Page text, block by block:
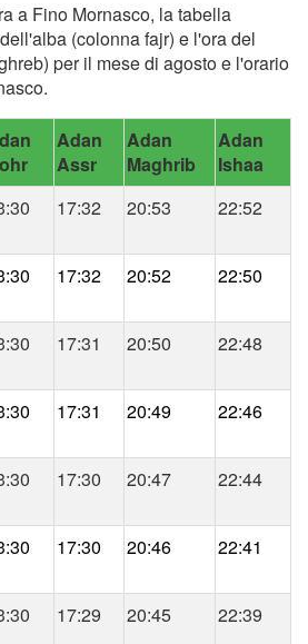
a Fino Mornasco, la tabella
(colonna fajr) e l'ora del
per il mese di agosto e l'orario
Adan
Assr
Adan
Maghrib
Adan
Ishaa
17:32 20:53 22:52
17:32 20:52 22:50
17:31 20:50 22:48
17:31 20:49 22:46
17:30 20:47 22:44
17:30 20:46 22:41
17:29 20:45 22:39